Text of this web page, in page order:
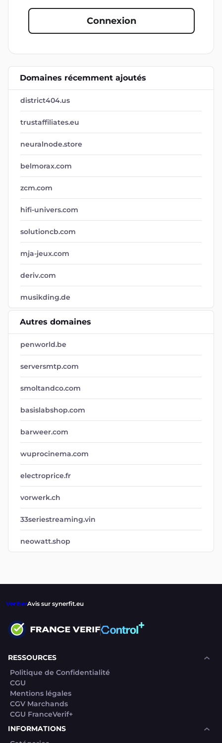
Connexion
Domaines récemment ajoutés
district404.us
trustaffiliates.eu
neuralnode.store
belmorax.com
zcm.com
hifi-univers.com
solutioncb.com
mja-jeux.com
deriv.com
musikding.de
Autres domaines
penworld.be
serversmtp.com
smoltandco.com
basislabshop.com
barweer.com
wuprocinema.com
electroprice.fr
vorwerk.ch
33seriestreaming.vin
neowatt.shop
VerifierAvis sur synerfit.eu
RESSOURCES
Politique de Confidentialité
CGU
Mentions légales
CGV Marchands
CGU FranceVerif+
INFORMATIONS